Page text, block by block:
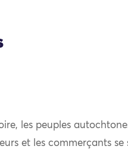
les peuples
et les commerçants se